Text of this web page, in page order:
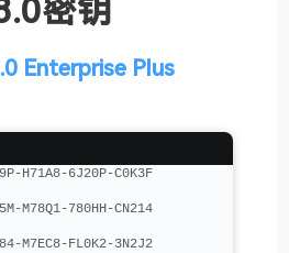
Enterprise Plus
H71A8-6J20P-C0K3F
M78Q1-780HH-CN214
M7EC8-FL0K2-3N2J2